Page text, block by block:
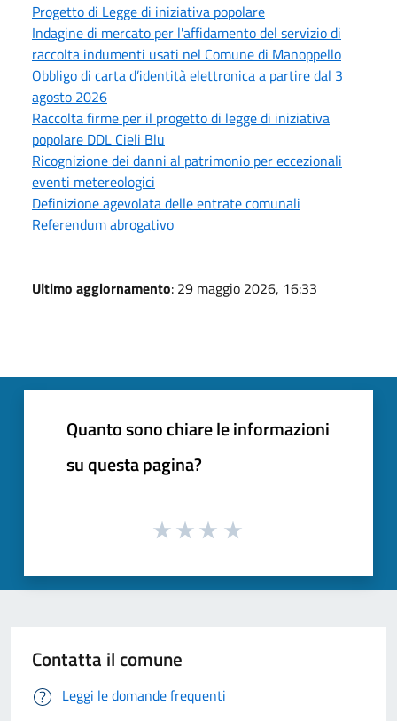
Progetto di Legge di iniziativa popolare
Indagine di mercato per l'affidamento del servizio di
raccolta indumenti usati nel Comune di Manoppello
Obbligo di carta d’identità elettronica a partire dal 3
agosto 2026
Raccolta firme per il progetto di legge di iniziativa
popolare DDL Cieli Blu
Ricognizione dei danni al patrimonio per eccezionali
eventi metereologici
Definizione agevolata delle entrate comunali
Referendum abrogativo
Ultimo aggiornamento: 29 maggio 2026, 16:33
Quanto sono chiare le informazioni
su questa pagina?
Contatta il comune
Leggi le domande frequenti